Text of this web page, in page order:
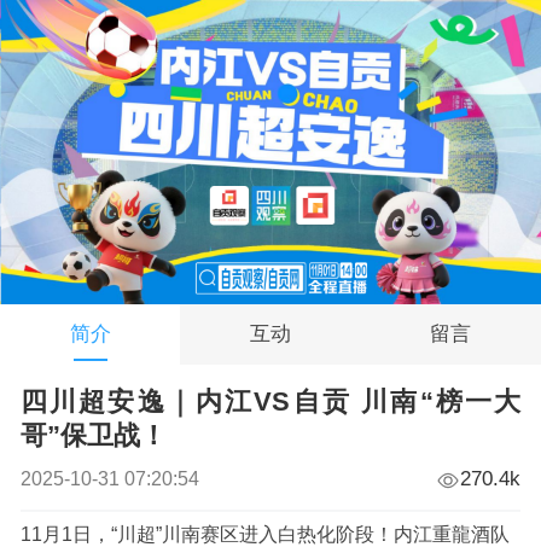
简介 互动 留言
四川超安逸｜内江VS自贡 川南“榜一大
哥”保卫战！
2025-10-31 07:20:54 270.4k
11月1日，“川超”川南赛区进入白热化阶段！内江重龍酒队